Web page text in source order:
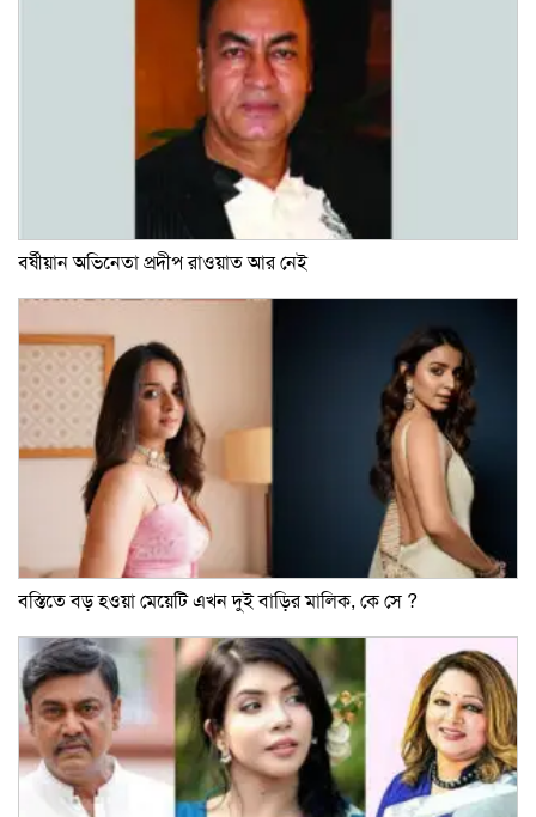
বর্ষীয়ান অভিনেতা প্রদীপ রাওয়াত আর নেই
বস্তিতে বড় হওয়া মেয়েটি এখন দুই বাড়ির মালিক, কে সে ?